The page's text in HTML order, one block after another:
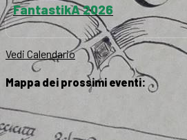
FantastikA 2026
Vedi Calendario
Mappa dei prossimi eventi: